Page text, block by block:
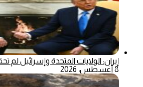
إيران: الولايات المتحدة وإسرائيل لم
8 أغسطس، 2026